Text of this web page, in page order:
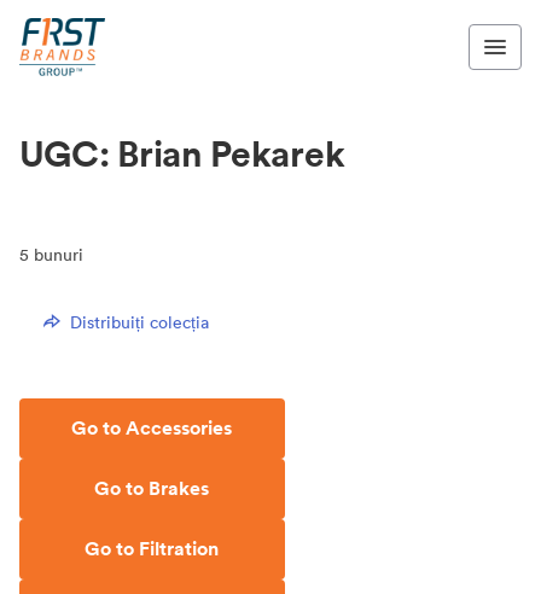
UGC: Brian Pekarek
5 bunuri
Distribuiți colecția
Go to Accessories
Go to Brakes
Go to Filtration